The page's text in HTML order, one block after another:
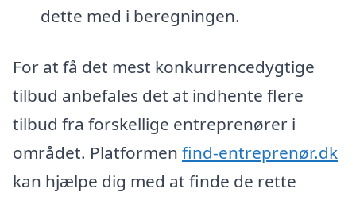
dette med i beregningen.
For at få det mest konkurrencedygtige
tilbud anbefales det at indhente flere
tilbud fra forskellige entreprenører i
området. Platformen find-entreprenør.dk
kan hjælpe dig med at finde de rette